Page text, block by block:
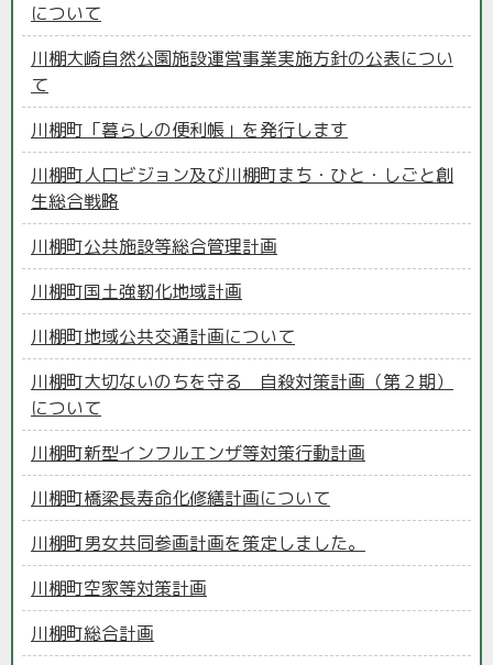
について
川棚大崎自然公園施設運営事業実施方針の公表につい
て
川棚町「暮らしの便利帳」を発行します
川棚町人口ビジョン及び川棚町まち・ひと・しごと創
生総合戦略
川棚町公共施設等総合管理計画
川棚町国土強靭化地域計画
川棚町地域公共交通計画について
川棚町大切ないのちを守る 自殺対策計画（第２期）
について
川棚町新型インフルエンザ等対策行動計画
川棚町橋梁長寿命化修繕計画について
川棚町男女共同参画計画を策定しました。
川棚町空家等対策計画
川棚町総合計画